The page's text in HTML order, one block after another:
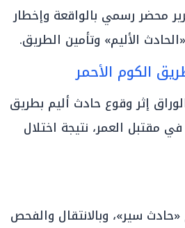
محضر رسمي بالواقعة وإخطار
الأليم» وتأمين الطريق.
الكوم الأحمر
إثر وقوع حادث أليم بطريق
مقتبل العمر، نتيجة اختلال
سير»، وبالانتقال والفحص